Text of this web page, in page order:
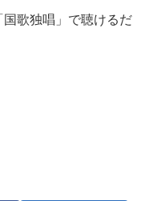
歌独唱」で聴けるだ